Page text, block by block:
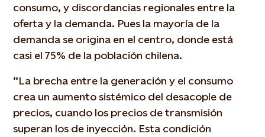
consumo, y discordancias regionales entre la
oferta y la demanda. Pues la mayoría de la
demanda se origina en el centro, donde está
casi el 75% de la población chilena.
“La brecha entre la generación y el consumo
crea un aumento sistémico del desacople de
precios, cuando los precios de transmisión
superan los de inyección. Esta condición